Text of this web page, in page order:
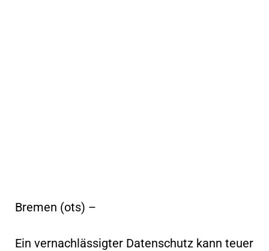
Bremen (ots) –
Ein vernachlässigter Datenschutz kann teuer